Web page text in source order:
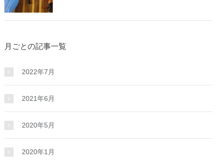
月ごとの記事一覧
2022年7月
2021年6月
2020年5月
2020年1月